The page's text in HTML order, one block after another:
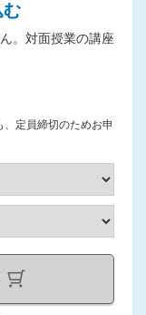
む
。対面授業の講座
定員締切のためお申